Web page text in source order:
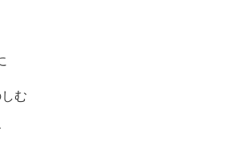
む